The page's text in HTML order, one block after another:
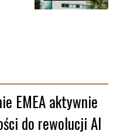
EMEA aktywnie
do rewolucji AI